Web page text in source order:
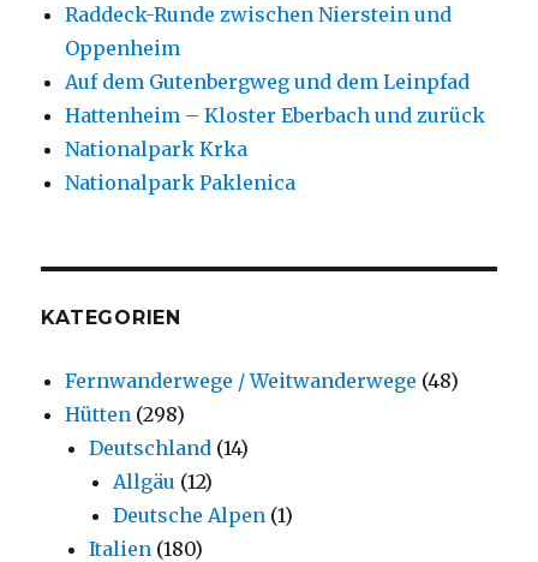
Raddeck-Runde zwischen Nierstein und
Oppenheim
Auf dem Gutenbergweg und dem Leinpfad
Hattenheim – Kloster Eberbach und zurück
Nationalpark Krka
Nationalpark Paklenica
KATEGORIEN
Fernwanderwege / Weitwanderwege (48)
Hütten (298)
Deutschland (14)
Allgäu (12)
Deutsche Alpen (1)
Italien (180)